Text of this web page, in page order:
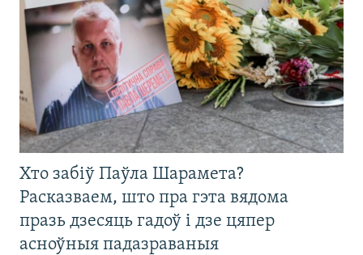
Хто забіў Паўла Шарамета?
Расказваем, што пра гэта вядома
празь дзесяць гадоў і дзе цяпер
асноўныя падазраваныя